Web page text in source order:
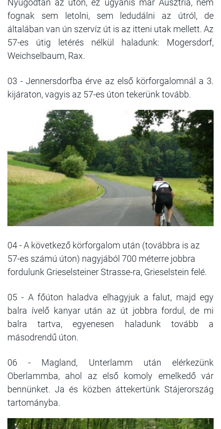
Nyugodtan az úton, ez ugyanis már Ausztria, nem
fognak sem letolni, sem ledudálni az útról, de
általában van ún szervíz út is az itteni utak mellett. Az
57-es útig letérés nélkül haladunk: Mogersdorf,
Weichselbaum, Rax.
03 - Jennersdorfba érve az első körforgalomnál a 3.
kijáraton, vagyis az 57-es úton tekerünk tovább.
04 - A következő körforgalom után (továbbra is az
57-es számú úton) nagyjából 700 méterre jobbra
fordulunk Grieselsteiner Strasse-ra, Grieselstein felé.
05 - A főúton haladva elhagyjuk a falut, majd egy
balra ívelő kanyar után az út jobbra fordul, de mi
balra tartva, egyenesen haladunk tovább a
másodrendű úton.
06 - Magland, Unterlamm után elérkezünk
Oberlammba, ahol az első komoly emelkedő vár
bennünket. Ja és közben áttekertünk Stájerország
tartományba.